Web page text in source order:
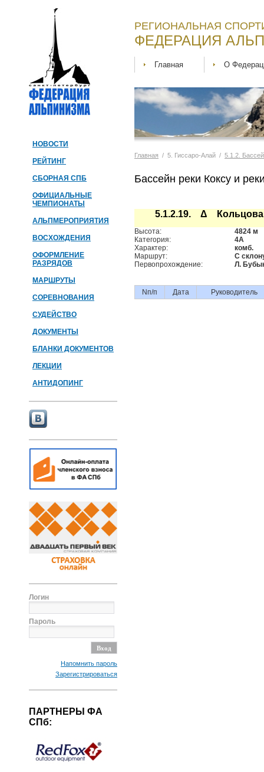
НОВОСТИ
РЕЙТИНГ
СБОРНАЯ СПБ
ОФИЦИАЛЬНЫЕ
ЧЕМПИОНАТЫ
АЛЬПМЕРОПРИЯТИЯ
ВОСХОЖДЕНИЯ
ОФОРМЛЕНИЕ
РАЗРЯДОВ
МАРШРУТЫ
СОРЕВНОВАНИЯ
СУДЕЙСТВО
ДОКУМЕНТЫ
БЛАНКИ ДОКУМЕНТОВ
ЛЕКЦИИ
АНТИДОПИНГ
Логин
Пароль
Напомнить пароль
Зарегистрироваться
ПАРТНЕРЫ ФА
СПб:
РЕГИОНАЛЬНАЯ
ФЕДЕРАЦИЯ
Главная О
Главная / 5. Гиссаро-Алай / 5.1.2.
Бассейн реки Коксу и
5.1.2.19. Δ Кольцова
Высота:
4824 м
Категория:
4А
Характер:
комб.
Маршрут:
С
Первопрохождение:
Л.
Nп/п Дата Руководитель